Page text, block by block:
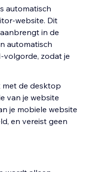
automatisch
website. Dit
in de
automatisch
zodat je
met de desktop
van je website
je mobiele website
en vereist geen